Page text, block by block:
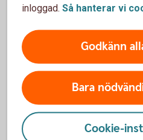
Lön till det år
Lön från det år
Förhöjt grundavdrag,
Pension till det
Vanligt grundavdrag
Pension från
inloggad. Så hanterar vi
Godkänn
Bara
Cookie-